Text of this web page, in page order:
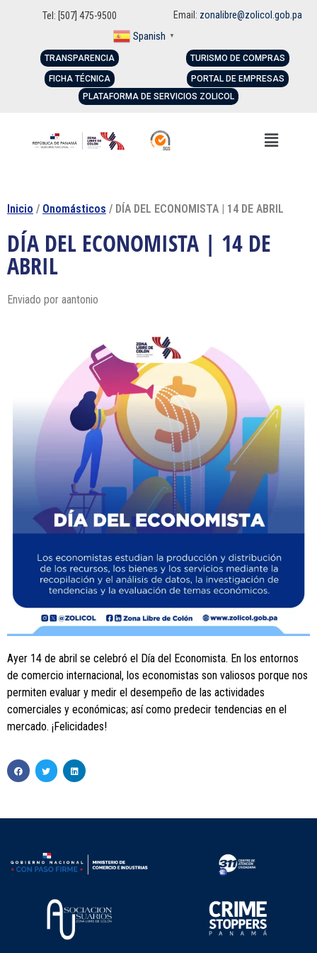
Tel: [507] 475-9500 Email: zonalibre@zolicol.gob.pa
Spanish ▼
TRANSPARENCIA
FICHA TÉCNICA
TURISMO DE COMPRAS
PORTAL DE EMPRESAS
PLATAFORMA DE SERVICIOS ZOLICOL
Inicio / Onomásticos / DÍA DEL ECONOMISTA | 14 DE ABRIL
DÍA DEL ECONOMISTA | 14 DE
ABRIL
Enviado por aantonio
Ayer 14 de abril se celebró el Día del Economista. En los entornos
de comercio internacional, los economistas son valiosos porque nos
permiten evaluar y medir el desempeño de las actividades
comerciales y económicas; así como predecir tendencias en el
mercado. ¡Felicidades!